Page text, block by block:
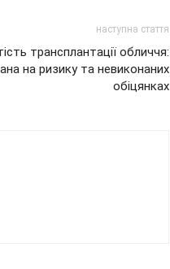
наступна стаття
трансплантації обличчя:
на ризику та невиконаних
обіцянках